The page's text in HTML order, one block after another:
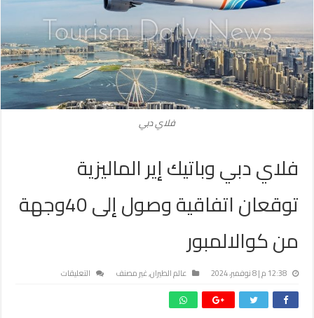
فلاي دبي
فلاي دبي وباتيك إير الماليزية
توقعان اتفاقية وصول إلى 40وجهة
من كوالالمبور
12:38 م | 8 نوفمبر، 2024 عالم الطيران,غير مصنف التعليقات